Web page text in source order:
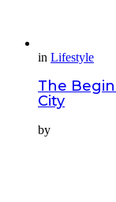
in Lifestyle
The
City
by